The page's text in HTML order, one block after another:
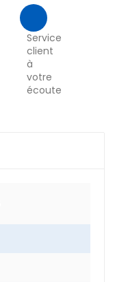
Service
client
à
votre
écoute